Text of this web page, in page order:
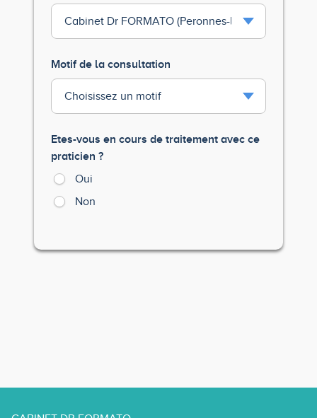
Motif de la consultation
Etes-vous en cours de traitement avec ce
praticien ?
Oui
Non